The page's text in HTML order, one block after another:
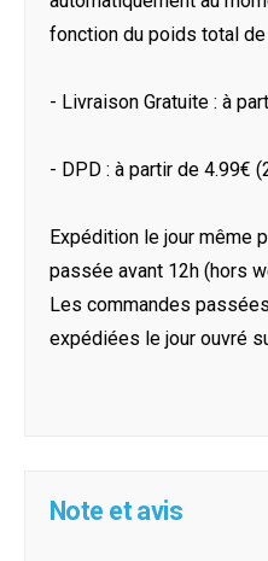
fonction du poids total de
- Livraison Gratuite : à
- DPD : à partir de 4.99€
Expédition le jour même
passée avant 12h (hors
Les commandes
expédiées le jour ouvré
Note et avis